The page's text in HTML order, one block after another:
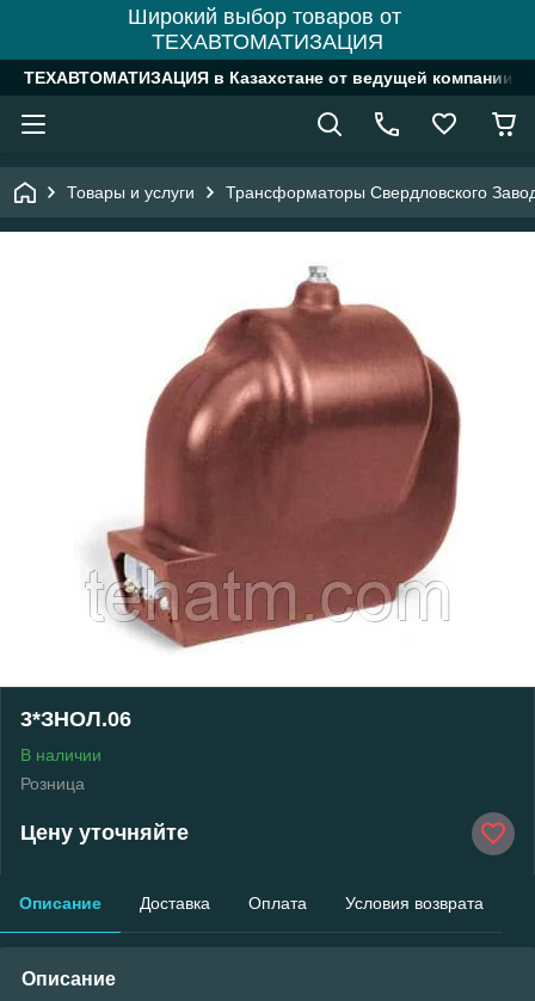
Широкий выбор товаров от
ТЕХАВТОМАТИЗАЦИЯ
ТЕХАВТОМАТИЗАЦИЯ в Казахстане от ведущей компании
Товары и услуги Трансформаторы Свердловского
3*ЗНОЛ.06
В наличии
Розница
Цену уточняйте
Описание Доставка Оплата Условия возврата
Описание